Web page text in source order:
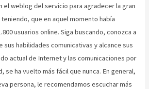
el weblog del servicio para agradecer la gran
que en aquel momento había
usuarios online. Siga buscando, conozca a
sus habilidades comunicativas y alcance sus
actual de Internet y las comunicaciones por
se ha vuelto más fácil que nunca. En general,
persona, le recomendamos escuchar más